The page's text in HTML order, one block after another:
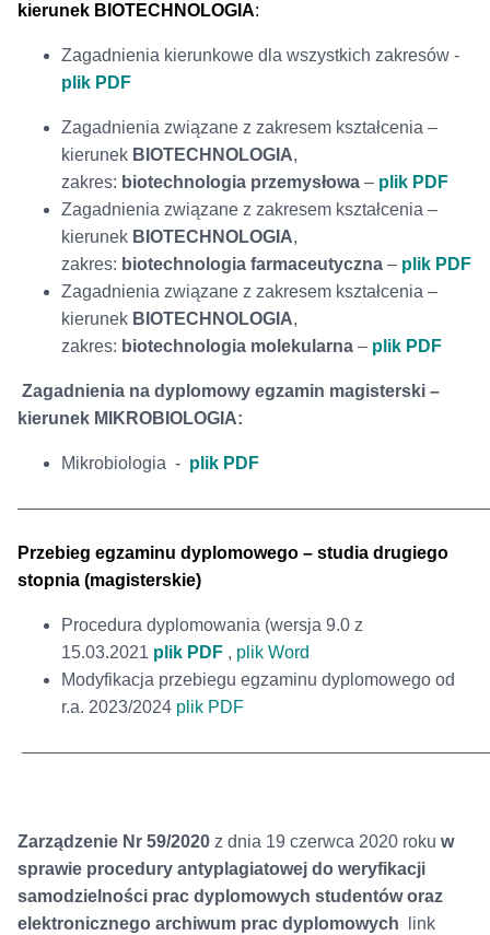
kierunek BIOTECHNOLOGIA:
Zagadnienia kierunkowe dla wszystkich zakresów -
plik PDF
Zagadnienia związane z zakresem kształcenia –
kierunekBIOTECHNOLOGIA,
zakres: biotechnologia przemysłowa – plik PDF
Zagadnienia związane z zakresem kształcenia –
kierunekBIOTECHNOLOGIA,
zakres: biotechnologia farmaceutyczna – plik PDF
Zagadnienia związane z zakresem kształcenia –
kierunekBIOTECHNOLOGIA,
zakres: biotechnologia molekularna – plik PDF
Zagadnienia na dyplomowy egzamin magisterski –
kierunek MIKROBIOLOGIA:
Mikrobiologia - plik PDF
Przebieg egzaminu dyplomowego – studia drugiego
stopnia (magisterskie)
Procedura dyplomowania (wersja 9.0 z
15.03.2021 plik PDF, plik Word
Modyfikacja przebiegu egzaminu dyplomowego od
r.a. 2023/2024 plik PDF
Zarządzenie Nr 59/2020z dnia 19 czerwca 2020 roku w
sprawie procedury antyplagiatowej do weryfikacji
samodzielności prac dyplomowych studentów oraz
elektronicznego archiwum prac dyplomowych
link